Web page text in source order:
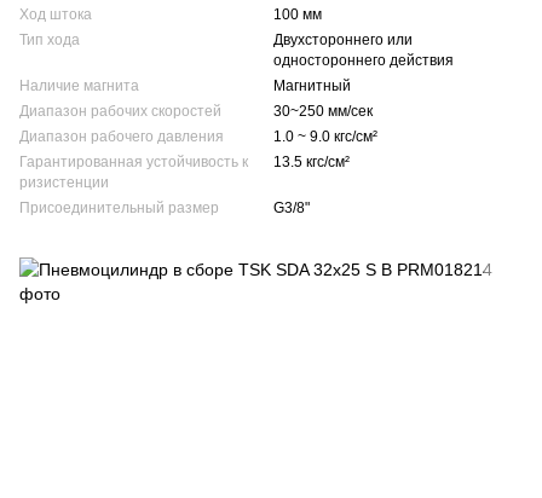
Ход штока
100 мм
Тип хода
Двухстороннего или
одностороннего действия
Наличие магнита
Магнитный
Диапазон рабочих скоростей
30~250 мм/сек
Диапазон рабочего давления
1.0 ~ 9.0 кгс/см²
Гарантированная устойчивость к
ризистенции
13.5 кгс/см²
Присоединительный размер G3/8"